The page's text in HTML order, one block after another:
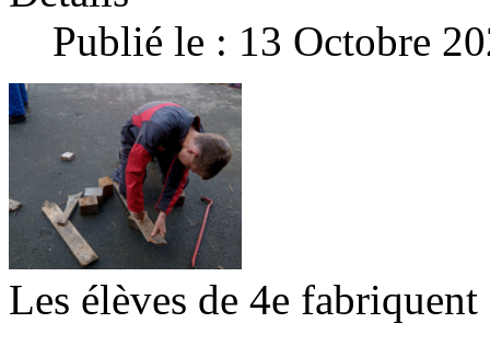
Publié le : 13 Octobre
Les élèves de 4e